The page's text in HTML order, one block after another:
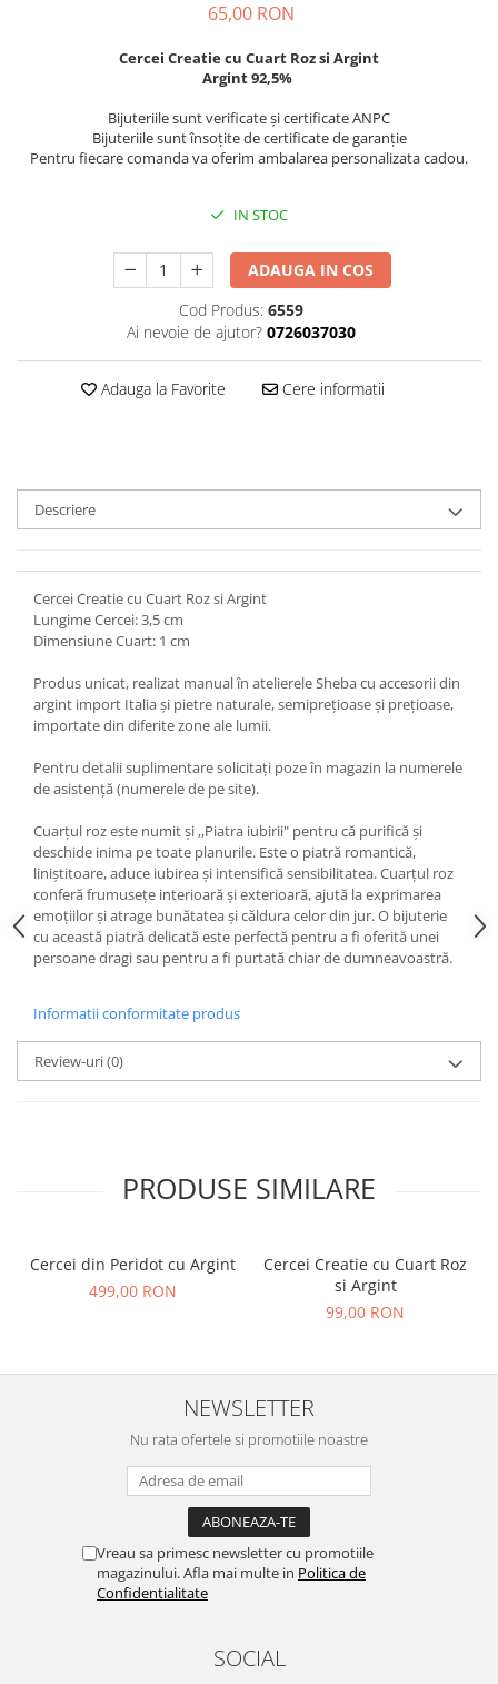
65,00 RON
Cercei Creatie cu Cuart Roz si Argint
Argint 92,5%
Bijuteriile sunt verificate şi certificate ANPC
Bijuteriile sunt însoţite de certificate de garanţie
Pentru fiecare comanda va oferim ambalarea personalizata cadou.
IN STOC
ADAUGA IN COS
Cod Produs: 6559
Ai nevoie de ajutor? 0726037030
Adauga la Favorite Cere informatii
Descriere
Cercei Creatie cu Cuart Roz si Argint
Lungime Cercei: 3,5 cm
Dimensiune Cuart: 1 cm
Produs unicat, realizat manual în atelierele Sheba cu accesorii din
argint import Italia și pietre naturale, semiprețioase și prețioase,
importate din diferite zone ale lumii.
Pentru detalii suplimentare solicitați poze în magazin la numerele
de asistență (numerele de pe site).
Cuarțul roz este numit și ,,Piatra iubirii" pentru că purifică și
deschide inima pe toate planurile. Este o piatră romantică,
liniștitoare, aduce iubirea și intensifică sensibilitatea. Cuarțul roz
conferă frumusețe interioară și exterioară, ajută la exprimarea
emoțiilor și atrage bunătatea și căldura celor din jur. O bijuterie
cu această piatră delicată este perfectă pentru a fi oferită unei
persoane dragi sau pentru a fi purtată chiar de dumneavoastră.
Informatii conformitate produs
Review-uri(0)
PRODUSE SIMILARE
Cercei din Peridot cu Argint
499,00 RON
Cercei Creatie cu Cuart Roz
si Argint
99,00 RON
NEWSLETTER
Nu rata ofertele si promotiile noastre
Vreau sa primesc newsletter cu promotiile
magazinului. Afla mai multe in Politica de
Confidentialitate
SOCIAL